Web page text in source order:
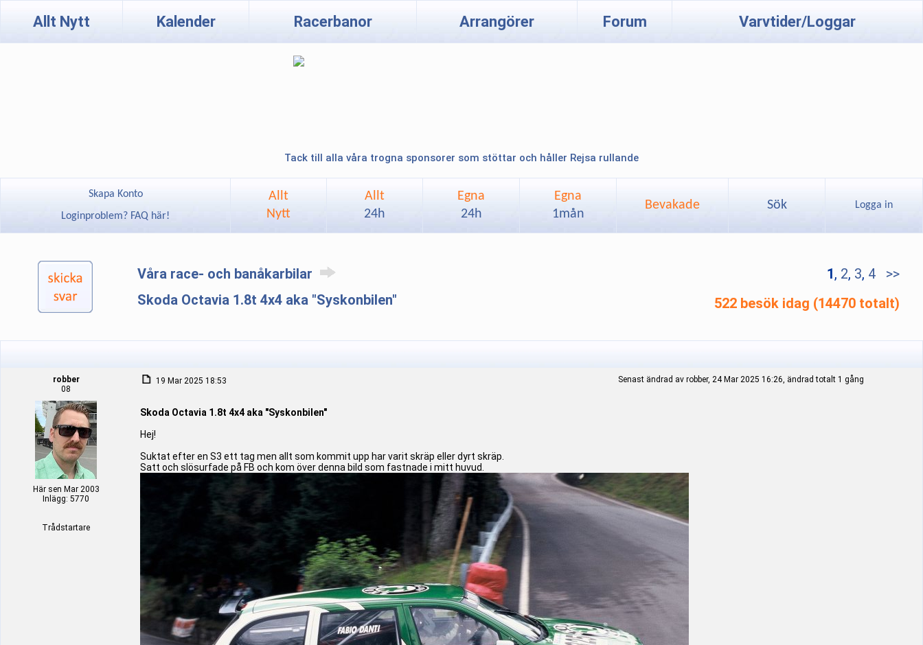
Allt Nytt Kalender Racerbanor Arrangörer Forum Varvtider/Loggar
Tack till alla våra trogna sponsorer som stöttar och håller Rejsa rullande
Skapa Konto
Loginproblem? FAQ här!
Allt
Nytt
Allt
24h
Egna
24h
Egna
1mån
Bevakade Sök Logga in
Våra race- och banåkarbilar
Skoda Octavia 1.8t 4x4 aka "Syskonbilen"
1, 2, 3, 4
>>
522 besök idag (14470 totalt)
robber
08
Här sen Mar 2003
Inlägg: 5770
Trådstartare
19 Mar 2025 18:53 Senast ändrad av robber, 24 Mar 2025 16:26, ändrad totalt 1 gång
Skoda Octavia 1.8t 4x4 aka "Syskonbilen"
Hej!
Suktat efter en S3 ett tag men allt som kommit upp har varit skräp eller dyrt skräp.
Satt och slösurfade på FB och kom över denna bild som fastnade i mitt huvud.